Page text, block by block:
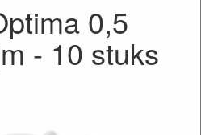
0,5
- 10 stuks